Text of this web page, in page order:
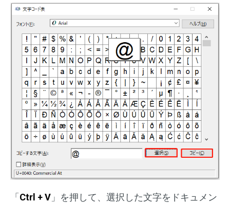
「Ctrl + V 」を押して、選択した文字をドキュメン